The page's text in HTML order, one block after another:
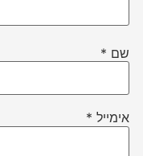
שם *
אימייל *